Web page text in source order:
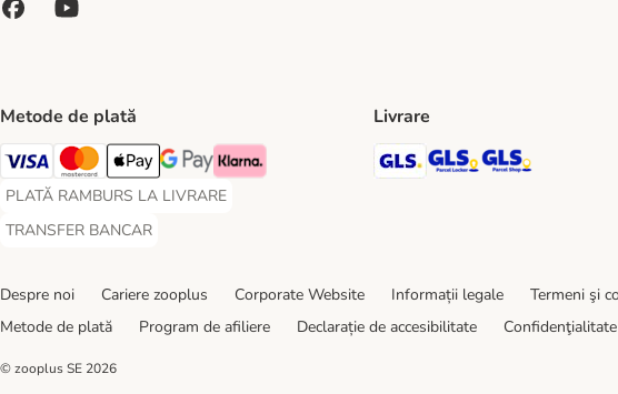
Metode de plată
Visa Payment Method
Master Card Payment Method
Apple Pay Payment Method
Google Pay Payment Method
Klarna Payment Method
PLATĂ RAMBURS LA LIVRARE
PLATĂ RAMBURS LA LIVRARE Payment Method
TRANSFER BANCAR
TRANSFER BANCAR Payment Method
Livrare
GLS Shipping Method
GLS LockerGLS
Despre noi Cariere zooplus Corporate Website Informații legale Termeni şi
Metode de plată
Program de afiliere Declarație de accesibilitate
© zooplus SE 2026